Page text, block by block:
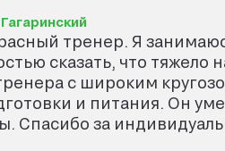
Гагаринский
тренер. Я
сказать, что тяжело
с широким
Он умеет заряжать энергией и давать
Спасибо за